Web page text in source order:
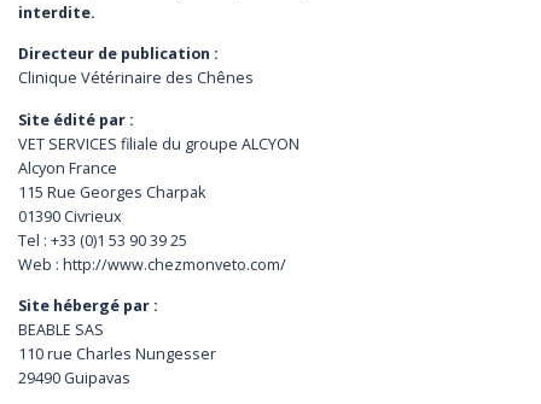
interdite.
Directeur de publication :
Clinique Vétérinaire des Chênes
Site édité par :
VET SERVICES filiale du groupe ALCYON
Alcyon France
115 Rue Georges Charpak
01390 Civrieux
Tel : +33 (0)1 53 90 39 25
Web : http://www.chezmonveto.com/
Site hébergé par :
BEABLE SAS
110 rue Charles Nungesser
29490 Guipavas